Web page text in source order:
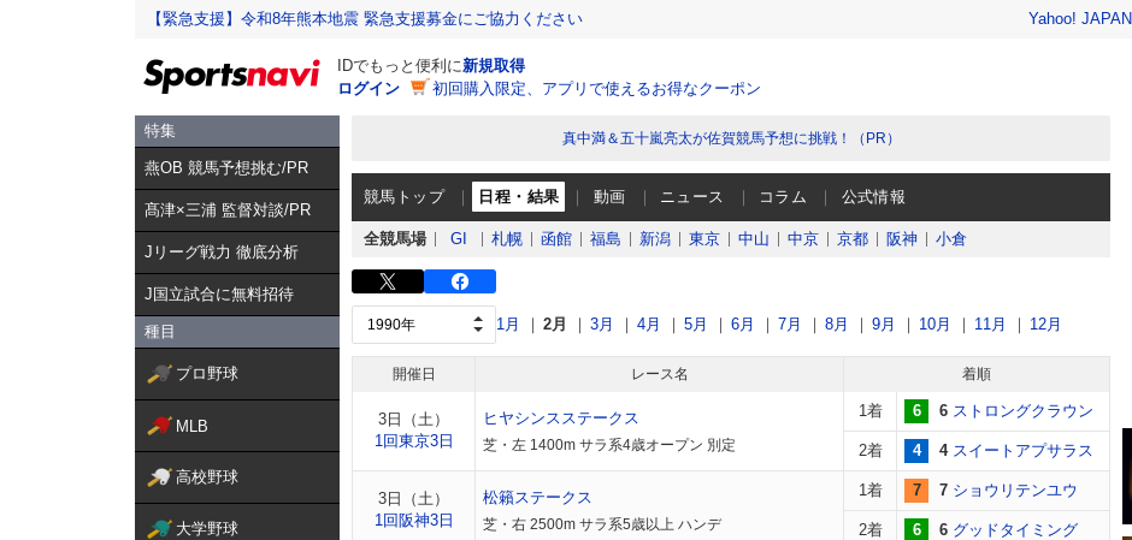
【緊急支援】令和8年熊本地震 緊急支援募金にご協力ください Yahoo! JAPAN
IDでもっと便利に新規取得
ログイン
初回購入限定、アプリで使えるお得なクーポン
特集
燕OB 競馬予想挑む/PR
髙津×三浦 監督対談/PR
Jリーグ戦力 徹底分析
J国立試合に無料招待
種目
プロ野球
MLB
高校野球
大学野球
真中満＆五十嵐亮太が佐賀競馬予想に挑戦！（PR）
競馬トップ 日程・結果 動画 ニュース コラム 公式情報
全競馬場 GI 札幌 函館 福島 新潟 東京 中山 中京 京都 阪神 小倉
1月 2月 3月 4月 5月 6月 7月 8月 9月 10月 11月 12月
開催日 レース名 着順
3日（土）
1回東京3日
ヒヤシンスステークス
芝・左 1400m サラ系4歳オープン 別定
1着 6 6 ストロングクラウン
2着 4 4 スイートアプサラス
3日（土）
1回阪神3日
松籟ステークス
芝・右 2500m サラ系5歳以上 ハンデ
1着 7 7 ショウリテンユウ
2着 6 6 グッドタイミング